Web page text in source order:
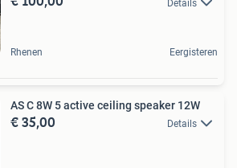
Details
Rhenen Eergisteren
AS C 8W 5 active ceiling speaker 12W
€ 35,00 Details